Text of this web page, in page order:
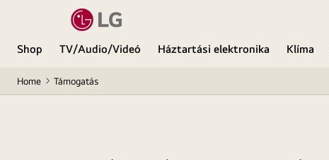
Shop TV/Audio/Videó Háztartási elektronika Klíma
Home Támogatás